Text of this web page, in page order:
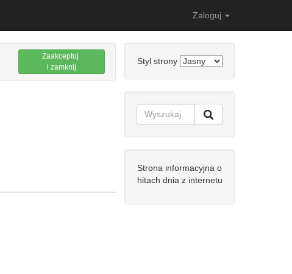
Zaloguj
Zaakceptuj
i zamknij
Styl strony
Strona informacyjna o
hitach dnia z internetu